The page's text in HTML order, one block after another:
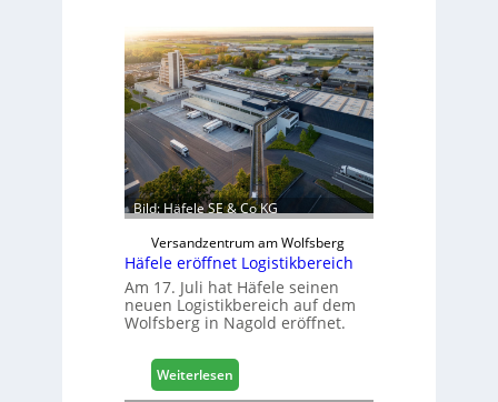
s
c
h
i
n
e
n
b
a
u
d
i
g
i
t
i
Bild: Häfele SE & Co KG
Versandzentrum am Wolfsberg
Häfele eröffnet Logistikbereich
Am 17. Juli hat Häfele seinen
neuen Logistikbereich auf dem
Wolfsberg in Nagold eröffnet.
Weiterlesen:
H